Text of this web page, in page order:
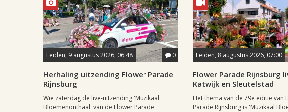
Leiden, 9 augustus 2026, 06:48 0
Herhaling uitzending Flower Parade
Rijnsburg
Wie zaterdag de live-uitzending 'Muzikaal
Bloemenonthaal' van de Flower Parade
Leiden, 8 augustus 2026, 07:00
Flower Parade Rijnsburg
Katwijk en Sleutelstad
Het thema van de 79e editie van
Parade Rijnsburg is 'Muzikaal